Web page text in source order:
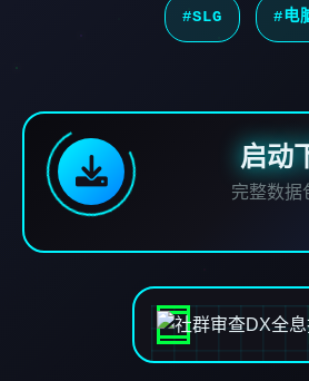
#SLG #电
启动
完整数据